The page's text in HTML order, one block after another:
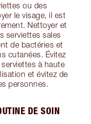
ou des
le visage, il est
Nettoyer et
serviettes sales
de bactéries et
cutanées. Évitez
à haute
et évitez de
personnes.
DE SOIN